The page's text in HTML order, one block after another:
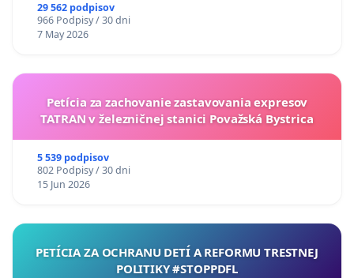
29 562 podpisov
966 Podpisy / 30 dni
7 May 2026
Petícia za zachovanie zastavovania expresov
TATRAN v železničnej stanici Považská Bystrica
5 539 podpisov
802 Podpisy / 30 dni
15 Jun 2026
PETÍCIA ZA OCHRANU DETÍ A REFORMU TRESTNEJ
POLITIKY #STOPPDFL